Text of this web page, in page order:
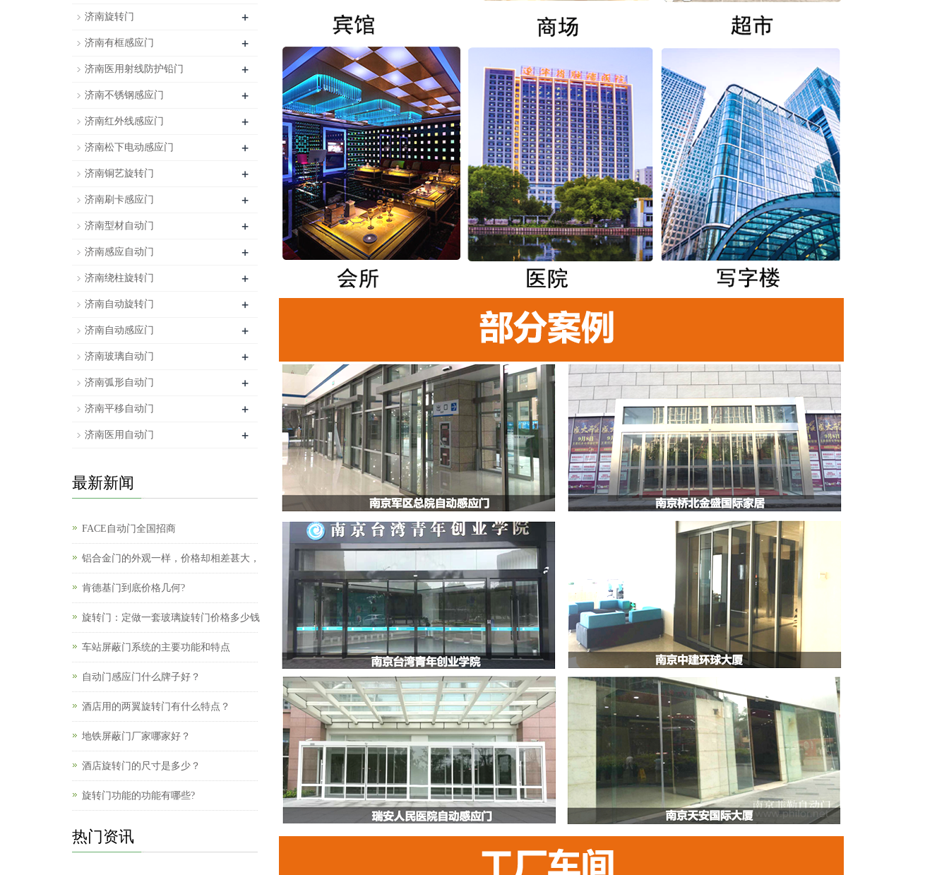
济南旋转门 +
济南有框感应门 +
济南医用射线防护铅门 +
济南不锈钢感应门 +
济南红外线感应门 +
济南松下电动感应门 +
济南铜艺旋转门 +
济南刷卡感应门 +
济南型材自动门 +
济南感应自动门 +
济南绕柱旋转门 +
济南自动旋转门 +
济南自动感应门 +
济南玻璃自动门 +
济南弧形自动门 +
济南平移自动门 +
济南医用自动门 +
最新新闻
FACE自动门全国招商
铝合金门的外观一样，价格却相差甚大，
肯德基门到底价格几何?
旋转门：定做一套玻璃旋转门价格多少钱
车站屏蔽门系统的主要功能和特点
自动门感应门什么牌子好？
酒店用的两翼旋转门有什么特点？
地铁屏蔽门厂家哪家好？
酒店旋转门的尺寸是多少？
旋转门功能的功能有哪些?
热门资讯